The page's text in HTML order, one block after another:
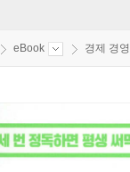
eBook 경제 경영